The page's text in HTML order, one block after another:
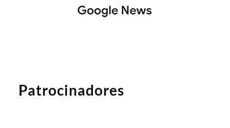
Patrocinadores